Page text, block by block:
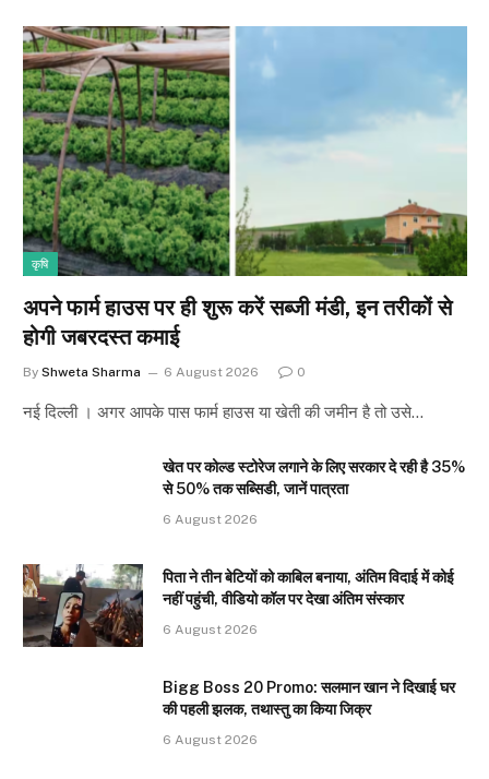
कृषि
अपने फार्म हाउस पर ही शुरू करें सब्जी मंडी, इन तरीकों से
होगी जबरदस्त कमाई
By Shweta Sharma 6 August 2026 0
नई दिल्ली । अगर आपके पास फार्म हाउस या खेती की जमीन है तो उसे…
खेत पर कोल्ड स्टोरेज लगाने के लिए सरकार दे रही है 35%
से 50% तक सब्सिडी, जानें पात्रता
6 August 2026
पिता ने तीन बेटियों को काबिल बनाया, अंतिम विदाई में कोई
नहीं पहुंची, वीडियो कॉल पर देखा अंतिम संस्कार
6 August 2026
Bigg Boss 20 Promo: सलमान खान ने दिखाई घर
की पहली झलक, तथास्तु का किया जिक्र
6 August 2026